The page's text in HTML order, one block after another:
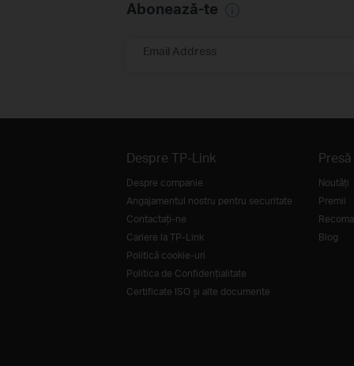
Abonează-te
Email Address
Despre TP-Link
Despre companie
Angajamentul nostru pentru securitate
Contactați-ne
Cariere la TP-Link
Politică cookie-uri
Politica de Confidențialitate
Certificate ISO și alte documente
Presă
Noutăţi
Premii
Blog